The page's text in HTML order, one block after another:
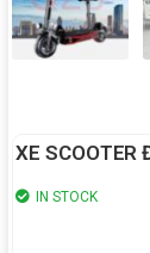
XE SCOOTER
IN STOCK